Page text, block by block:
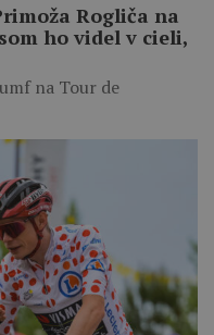
Rogliča na
ho videl v cieli,
na Tour de